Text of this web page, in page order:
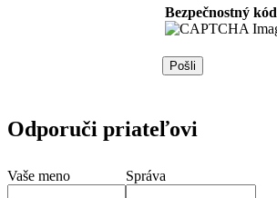
Bezpečnostný kód
Odporuči priateľovi
Vaše meno Správa